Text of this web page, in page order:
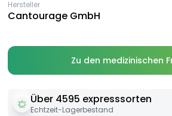
Hersteller
Cantourage GmbH
Zu den medizinischen
Über 4595 expresssorten
Echtzeit-Lagerbestand